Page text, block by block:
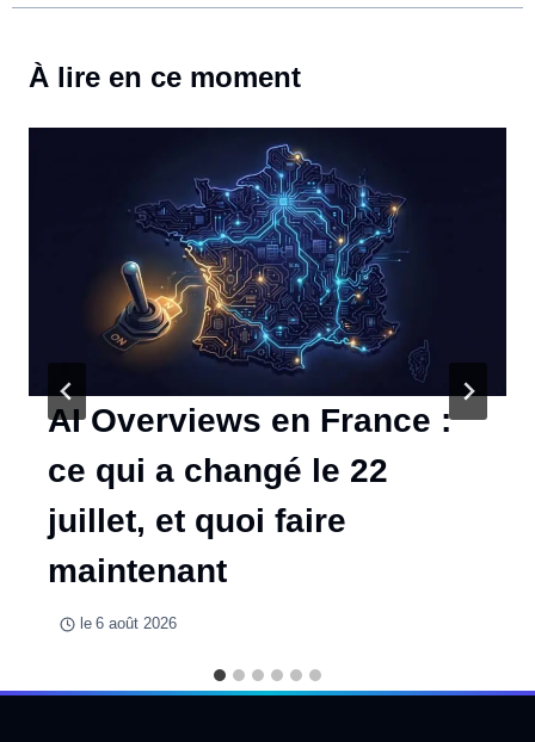
À lire en ce moment
AI Overviews en France :
ce qui a changé le 22
juillet, et quoi faire
maintenant
le 6 août 2026